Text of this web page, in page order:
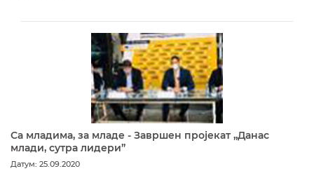
Са младима, за младе - Завршен пројекат „Данас
млади, сутра лидери”
Датум: 25.09.2020